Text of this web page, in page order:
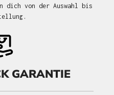
dich von der Auswahl bis
GARANTIE